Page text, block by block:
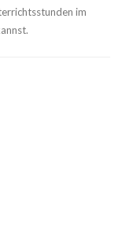
im